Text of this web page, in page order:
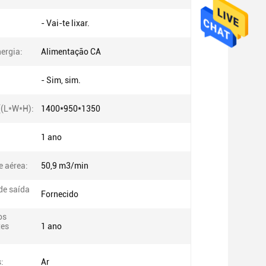
- Vai-te lixar.
Alimentação CA
- Sim, sim.
1400*950*1350
1 ano
aérea: 50,9 m3/min
saída Fornecido
1 ano
Ar